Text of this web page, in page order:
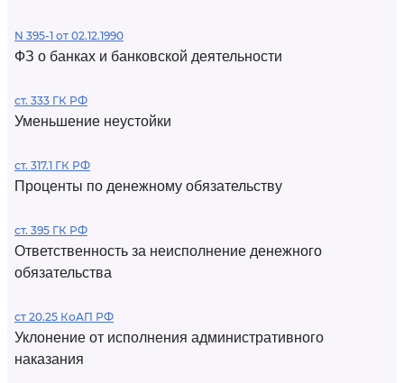
N 395-1 от 02.12.1990
ФЗ о банках и банковской деятельности
ст. 333 ГК РФ
Уменьшение неустойки
ст. 317.1 ГК РФ
Проценты по денежному обязательству
ст. 395 ГК РФ
Ответственность за неисполнение денежного
обязательства
ст 20.25 КоАП РФ
Уклонение от исполнения административного
наказания